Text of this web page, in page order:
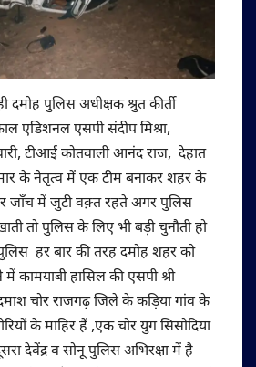
पुलिस अधीक्षक श्रुत कीर्ती
एडिशनल एसपी संदीप मिश्रा,
टीआई कोतवाली आनंद राज, देहात
के नेतृत्व में एक टीम बनाकर शहर के
जाँच में जुटी वक़्त रहते अगर पुलिस
तो पुलिस के लिए भी बड़ी चुनौती हो
हर बार की तरह दमोह शहर को
कामयाबी हासिल की एसपी श्री
चोर राजगढ़ जिले के कड़िया गांव के
के माहिर हैं ,एक चोर युग सिसोदिया
देवेंद्र व सोनू पुलिस अभिरक्षा में है